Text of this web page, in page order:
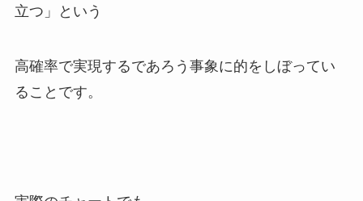
立つ」という
高確率で実現するであろう事象に的をしぼってい
ることです。